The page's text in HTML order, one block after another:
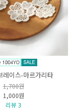
레이스-마르가리타
1,700원
1,000원
리뷰 3